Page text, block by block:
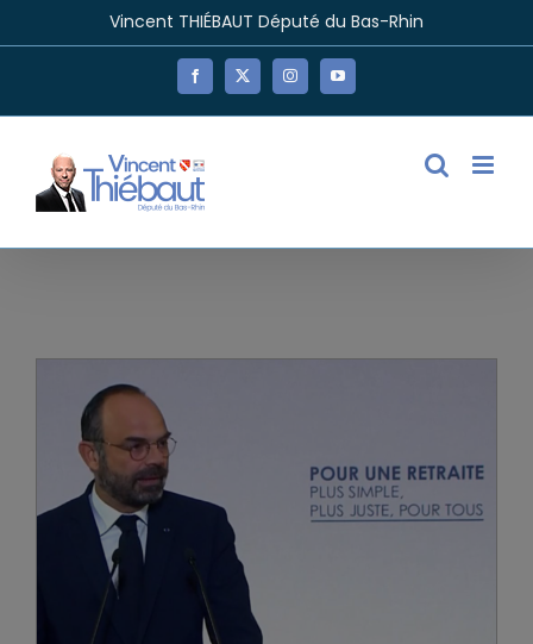
Vincent THIÉBAUT Député du Bas-Rhin
Facebook
X InstagramYouTube